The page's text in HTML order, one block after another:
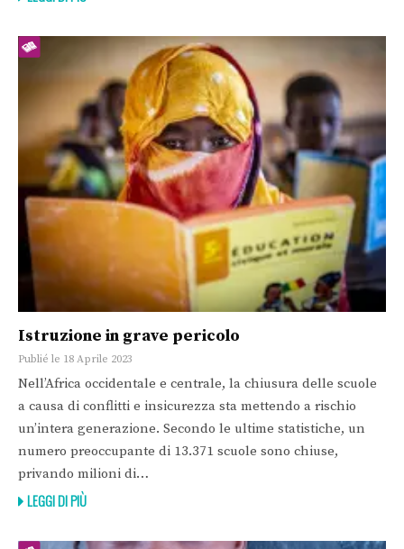
Istruzione in grave pericolo
Publié le 18 Aprile 2023
Nell’Africa occidentale e centrale, la chiusura delle scuole
a causa di conflitti e insicurezza sta mettendo a rischio
un’intera generazione. Secondo le ultime statistiche, un
numero preoccupante di 13.371 scuole sono chiuse,
privando milioni di…
LEGGI DI PIÙ